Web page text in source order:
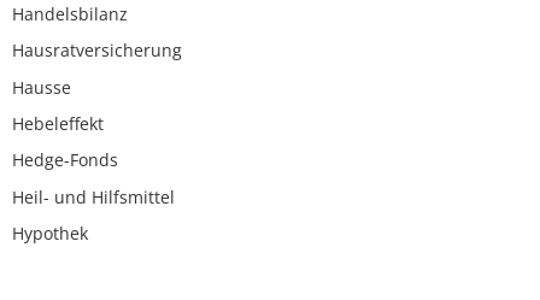
Handelsbilanz
Hausratversicherung
Hausse
Hebeleffekt
Hedge-Fonds
Heil- und Hilfsmittel
Hypothek